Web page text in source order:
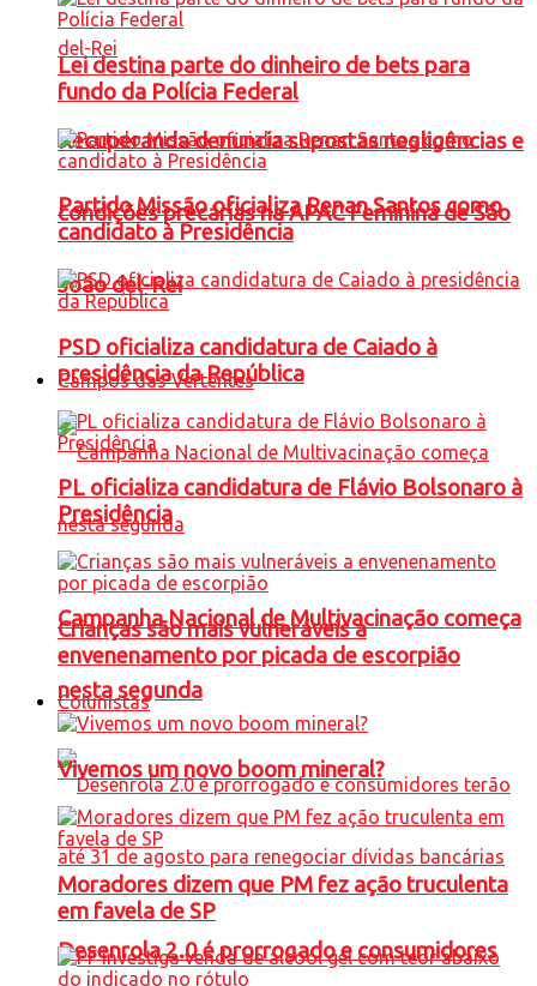
Recuperanda denuncia supostas negligências e
condições precárias na APAC Feminina de São
João del-Rei
Campos das Vertentes
Campanha Nacional de Multivacinação começa
nesta segunda
Desenrola 2.0 é prorrogado e consumidores
Lei destina parte do dinheiro de bets para
fundo da Polícia Federal
Partido Missão oficializa Renan Santos como
candidato à Presidência
PSD oficializa candidatura de Caiado à
presidência da República
PL oficializa candidatura de Flávio Bolsonaro à
Presidência
Crianças são mais vulneráveis a
envenenamento por picada de escorpião
Colunistas
Vivemos um novo boom mineral?
Moradores dizem que PM fez ação truculenta
em favela de SP